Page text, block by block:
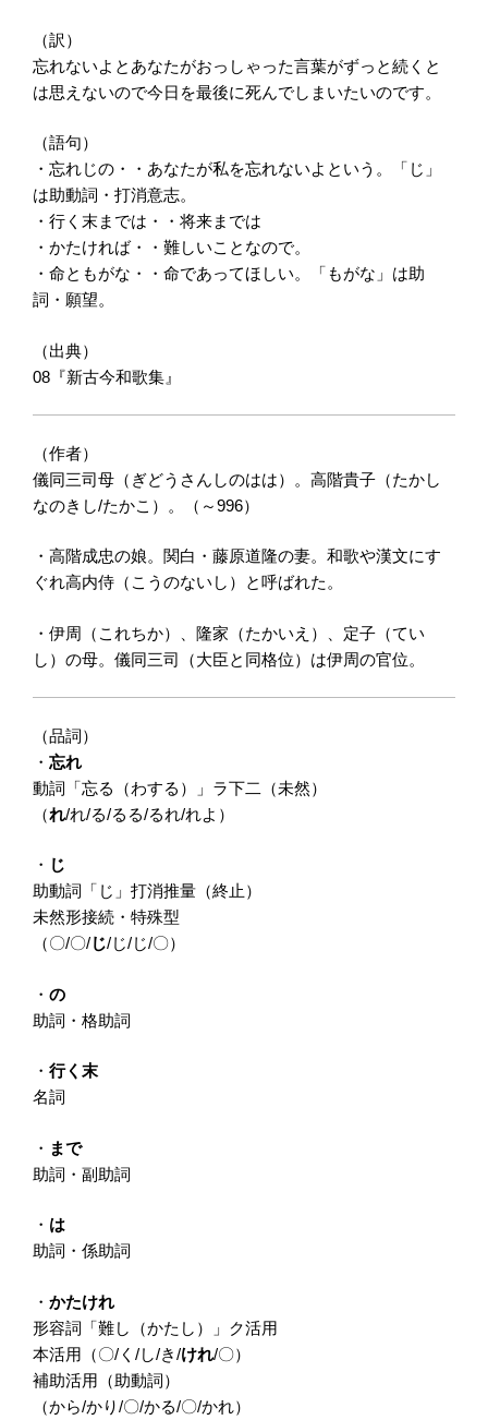
（訳）
忘れないよとあなたがおっしゃった言葉がずっと続くと
は思えないので今日を最後に死んでしまいたいのです。
（語句）
・忘れじの・・あなたが私を忘れないよという。「じ」
は助動詞・打消意志。
・行く末までは・・将来までは
・かたければ・・難しいことなので。
・命ともがな・・命であってほしい。「もがな」は助
詞・願望。
（出典）
08『新古今和歌集』
（作者）
儀同三司母（ぎどうさんしのはは）。高階貴子（たかし
なのきし/たかこ）。（～996）
・高階成忠の娘。関白・藤原道隆の妻。和歌や漢文にす
ぐれ高内侍（こうのないし）と呼ばれた。
・伊周（これちか）、隆家（たかいえ）、定子（てい
し）の母。儀同三司（大臣と同格位）は伊周の官位。
（品詞）
・ 忘れ
動詞「忘る（わする）」ラ下二（未然）
（れ/れ/る/るる/るれ/れよ）
・ じ
助動詞「じ」打消推量（終止）
未然形接続・特殊型
（〇/〇/じ/じ/じ/〇）
・ の
助詞・格助詞
・ 行く末
名詞
・ まで
助詞・副助詞
・ は
助詞・係助詞
・ かたけれ
形容詞「難し（かたし）」ク活用
本活用（〇/く/し/き/けれ/〇）
補助活用（助動詞）
（から/かり/〇/かる/〇/かれ）